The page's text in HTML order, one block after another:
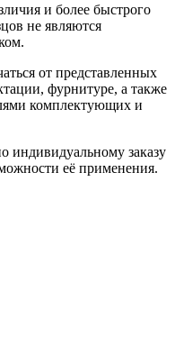
и более быстрого
не являются
от представленных
фурнитуре, а также
комплектующих и
индивидуальному заказу
её применения.